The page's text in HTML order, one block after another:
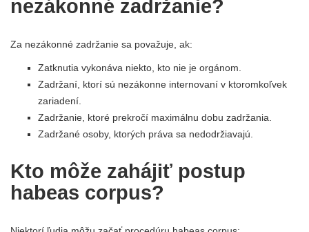
nezákonné zadržanie?
Za nezákonné zadržanie sa považuje, ak:
Zatknutia vykonáva niekto, kto nie je orgánom.
Zadržaní, ktorí sú nezákonne internovaní v ktoromkoľvek
zariadení.
Zadržanie, ktoré prekročí maximálnu dobu zadržania.
Zadržané osoby, ktorých práva sa nedodržiavajú.
Kto môže zahájiť postup
habeas corpus?